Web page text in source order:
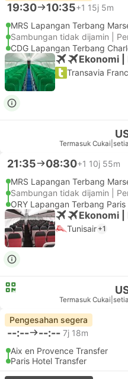
19:30 10:35+1 15j 5m
MRS Lapangan Terbang
Sambungan tidak dijamin |
CDG Lapangan Terbang
Ekonomi
Transavia
Termasuk Cukai
21:35 08:30+1 10j 55m
MRS Lapangan Terbang
Sambungan tidak dijamin |
ORY Lapangan Terbang Paris
Ekonomi |
Tunisair +1
Termasuk Cukai
Pengesahan segera
--:-- --:-- 7j 18m
Aix en Provence Transfer
Paris Hotel Transfer